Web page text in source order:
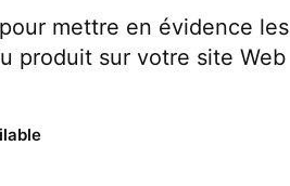
mettre en évidence les
produit sur votre site Web